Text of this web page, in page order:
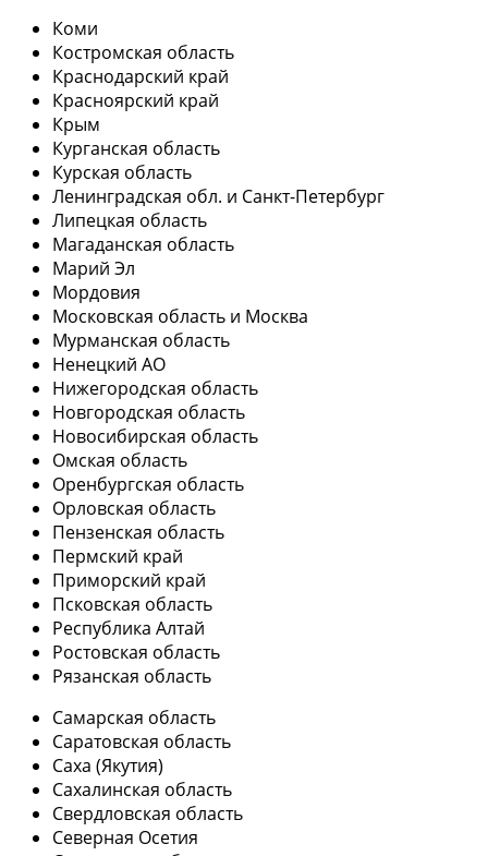
Коми
Костромская область
Краснодарский край
Красноярский край
Крым
Курганская область
Курская область
Ленинградская обл. и Санкт-Петербург
Липецкая область
Магаданская область
Марий Эл
Мордовия
Московская область и Москва
Мурманская область
Ненецкий АО
Нижегородская область
Новгородская область
Новосибирская область
Омская область
Оренбургская область
Орловская область
Пензенская область
Пермский край
Приморский край
Псковская область
Республика Алтай
Ростовская область
Рязанская область
Самарская область
Саратовская область
Саха (Якутия)
Сахалинская область
Свердловская область
Северная Осетия